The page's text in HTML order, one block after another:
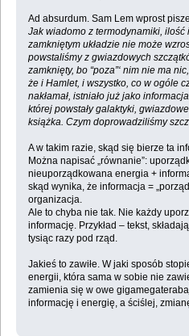
Ad absurdum. Sam Lem wprost
Jak wiadomo z termodynamiki,
zamkniętym układzie nie może
powstaliśmy z gwiazdowych
zamknięty, bo “poza”‘ nim nie ma
że i Hamlet, i wszystko, co w ogóle
nakłamał, istniało już jako
której powstały galaktyki,
książka. Czym doprowadziliśmy
A w takim razie, skąd się bierze ta
Można napisać „równanie”:
nieuporządkowana energia +
skąd wynika, że informacja =
organizacja.
Ale to chyba nie tak. Nie każdy
informację. Przykład – tekst,
tysiąc razy pod rząd.
Jakieś to zawiłe. W jaki sposób
energii, która sama w sobie nie
zamienia się w owe
informację i energię, a ściślej,